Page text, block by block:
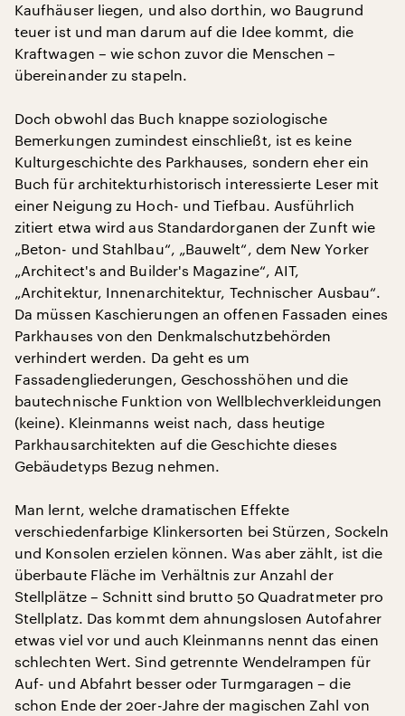
Kaufhäuser liegen, und also dorthin, wo Baugrund
teuer ist und man darum auf die Idee kommt, die
Kraftwagen – wie schon zuvor die Menschen –
übereinander zu stapeln.
Doch obwohl das Buch knappe soziologische
Bemerkungen zumindest einschließt, ist es keine
Kulturgeschichte des Parkhauses, sondern eher ein
Buch für architekturhistorisch interessierte Leser mit
einer Neigung zu Hoch- und Tiefbau. Ausführlich
zitiert etwa wird aus Standardorganen der Zunft wie
„Beton- und Stahlbau“, „Bauwelt“, dem New Yorker
„Architect's and Builder's Magazine“, AIT,
„Architektur, Innenarchitektur, Technischer Ausbau“.
Da müssen Kaschierungen an offenen Fassaden eines
Parkhauses von den Denkmalschutzbehörden
verhindert werden. Da geht es um
Fassadengliederungen, Geschosshöhen und die
bautechnische Funktion von Wellblechverkleidungen
(keine). Kleinmanns weist nach, dass heutige
Parkhausarchitekten auf die Geschichte dieses
Gebäudetyps Bezug nehmen.
Man lernt, welche dramatischen Effekte
verschiedenfarbige Klinkersorten bei Stürzen, Sockeln
und Konsolen erzielen können. Was aber zählt, ist die
überbaute Fläche im Verhältnis zur Anzahl der
Stellplätze – Schnitt sind brutto 50 Quadratmeter pro
Stellplatz. Das kommt dem ahnungslosen Autofahrer
etwas viel vor und auch Kleinmanns nennt das einen
schlechten Wert. Sind getrennte Wendelrampen für
Auf- und Abfahrt besser oder Turmgaragen – die
schon Ende der 20er-Jahre der magischen Zahl von